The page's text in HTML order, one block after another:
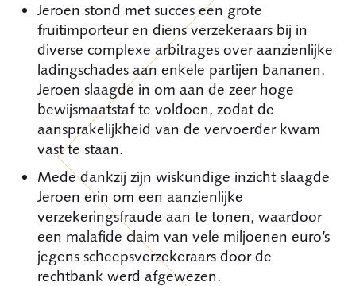
Jeroen stond met succes een grote
fruitimporteur en diens verzekeraars bij in
diverse complexe arbitrages over aanzienlijke
ladingschades aan enkele partijen bananen.
Jeroen slaagde in om aan de zeer hoge
bewijsmaatstaf te voldoen, zodat de
aansprakelijkheid van de vervoerder kwam
vast te staan.
Mede dankzij zijn wiskundige inzicht slaagde
Jeroen erin om een aanzienlijke
verzekeringsfraude aan te tonen, waardoor
een malafide claim van vele miljoenen euro’s
jegens scheepsverzekeraars door de
rechtbank werd afgewezen.